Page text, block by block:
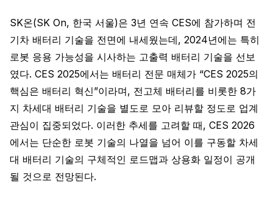
SK온(SK On, 한국 서울)은 3년 연속 CES에 참가하며 전
기차 배터리 기술을 전면에 내세웠는데, 2024년에는 특히
로봇 응용 가능성을 시사하는 고출력 배터리 기술을 선보
였다. CES 2025에서는 배터리 전문 매체가 “CES 2025의
핵심은 배터리 혁신”이라며, 전고체 배터리를 비롯한 8가
지 차세대 배터리 기술을 별도로 모아 리뷰할 정도로 업계
관심이 집중되었다. 이러한 추세를 고려할 때, CES 2026
에서는 단순한 로봇 기술의 나열을 넘어 이를 구동할 차세
대 배터리 기술의 구체적인 로드맵과 상용화 일정이 공개
될 것으로 전망된다.